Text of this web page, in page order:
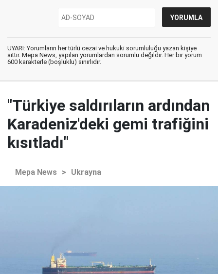
UYARI: Yorumların her türlü cezai ve hukuki sorumluluğu yazan kişiye
aittir. Mepa News, yapılan yorumlardan sorumlu değildir. Her bir yorum
600 karakterle (boşluklu) sınırlıdır.
"Türkiye saldırıların ardından
Karadeniz'deki gemi trafiğini
kısıtladı"
Mepa News > Ukrayna